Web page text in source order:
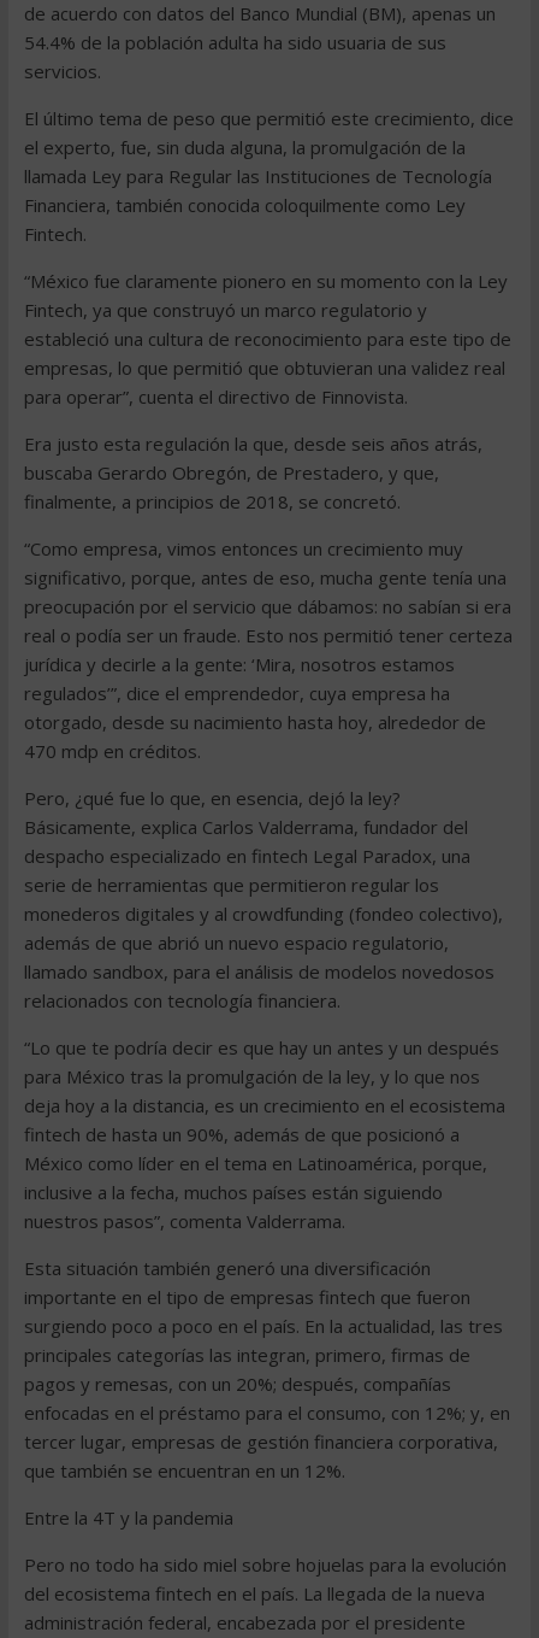
de acuerdo con datos del Banco Mundial (BM), apenas un
54.4% de la población adulta ha sido usuaria de sus
servicios.
El último tema de peso que permitió este crecimiento, dice
el experto, fue, sin duda alguna, la promulgación de la
llamada Ley para Regular las Instituciones de Tecnología
Financiera, también conocida coloquilmente como Ley
Fintech.
“México fue claramente pionero en su momento con la Ley
Fintech, ya que construyó un marco regulatorio y
estableció una cultura de reconocimiento para este tipo de
empresas, lo que permitió que obtuvieran una validez real
para operar”, cuenta el directivo de Finnovista.
Era justo esta regulación la que, desde seis años atrás,
buscaba Gerardo Obregón, de Prestadero, y que,
finalmente, a principios de 2018, se concretó.
“Como empresa, vimos entonces un crecimiento muy
significativo, porque, antes de eso, mucha gente tenía una
preocupación por el servicio que dábamos: no sabían si era
real o podía ser un fraude. Esto nos permitió tener certeza
jurídica y decirle a la gente: ‘Mira, nosotros estamos
regulados’”, dice el emprendedor, cuya empresa ha
otorgado, desde su nacimiento hasta hoy, alrededor de
470 mdp en créditos.
Pero, ¿qué fue lo que, en esencia, dejó la ley?
Básicamente, explica Carlos Valderrama, fundador del
despacho especializado en fintech Legal Paradox, una
serie de herramientas que permitieron regular los
monederos digitales y al crowdfunding (fondeo colectivo),
además de que abrió un nuevo espacio regulatorio,
llamado sandbox, para el análisis de modelos novedosos
relacionados con tecnología financiera.
“Lo que te podría decir es que hay un antes y un después
para México tras la promulgación de la ley, y lo que nos
deja hoy a la distancia, es un crecimiento en el ecosistema
fintech de hasta un 90%, además de que posicionó a
México como líder en el tema en Latinoamérica, porque,
inclusive a la fecha, muchos países están siguiendo
nuestros pasos”, comenta Valderrama.
Esta situación también generó una diversificación
importante en el tipo de empresas fintech que fueron
surgiendo poco a poco en el país. En la actualidad, las tres
principales categorías las integran, primero, firmas de
pagos y remesas, con un 20%; después, compañías
enfocadas en el préstamo para el consumo, con 12%; y, en
tercer lugar, empresas de gestión financiera corporativa,
que también se encuentran en un 12%.
Entre la 4T y la pandemia
Pero no todo ha sido miel sobre hojuelas para la evolución
del ecosistema fintech en el país. La llegada de la nueva
administración federal, encabezada por el presidente